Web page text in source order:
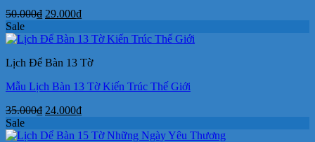
50.000₫ Giá
là:
29.000₫Giá
tại
29.000₫.
Sale
Lịch Để Bàn 13 Tờ
Mẫu Lịch Bàn 13 Tờ Kiến Trúc Thế Giới
35.000₫ Giá
là:
24.000₫Giá
tại
Sale